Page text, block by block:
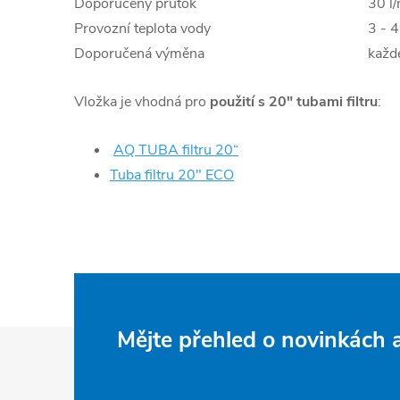
Provozní teplota vody
3 -
Doporučená výměna
Vložka je vhodná pro použití s 20" tubami filtru:
AQ TUBA filtru 20“
Tuba filtru 20" ECO
Mějte přehled o novinkách